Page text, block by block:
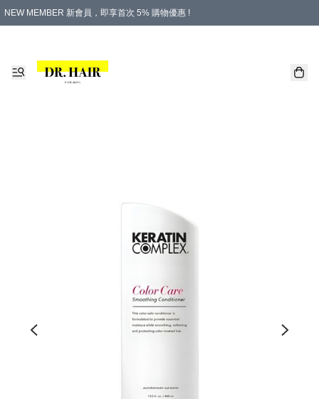
NEW MEMBER 新會員，即享首次 5% 購物優惠 !